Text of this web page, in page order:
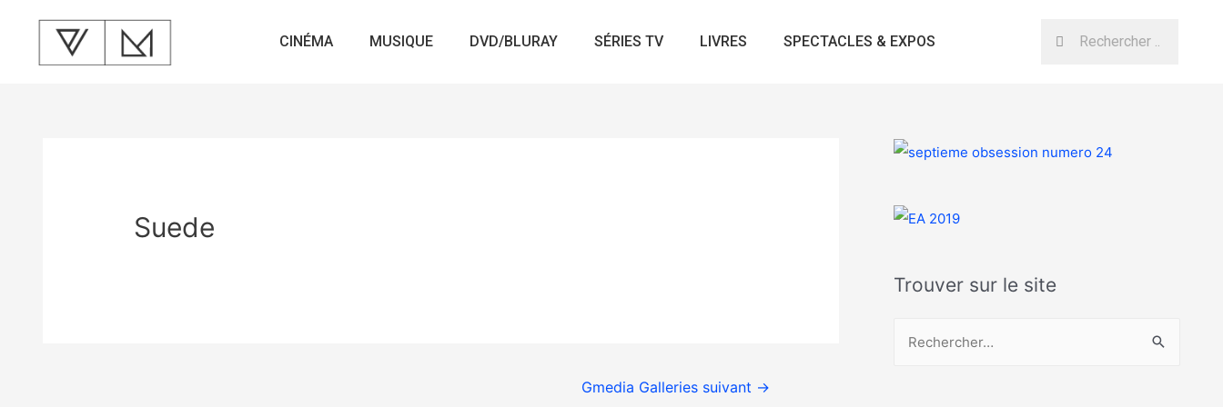
CINÉMA MUSIQUE DVD/BLURAY SÉRIES TV LIVRES SPECTACLES & EXPOS
Suede
Gmedia Galleries suivant →
Trouver sur le site